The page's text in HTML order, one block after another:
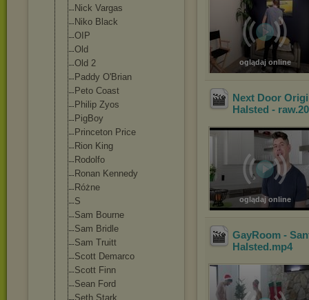
Nick Vargas
Niko Black
OIP
Old
Old 2
Paddy O'Brian
Peto Coast
Philip Zyos
PigBoy
Princeton Price
Rion King
Rodolfo
Ronan Kennedy
Różne
S
Sam Bourne
Sam Bridle
Sam Truitt
Scott Demarco
Scott Finn
Sean Ford
Seth Stark
oglądaj online
Next Door
Halsted -
oglądaj online
GayRoom -
Halsted .mp4